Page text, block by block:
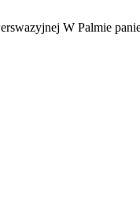
W Palmie